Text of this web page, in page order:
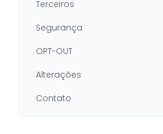
Terceiros
Segurança
OPT-OUT
Alterações
Contato